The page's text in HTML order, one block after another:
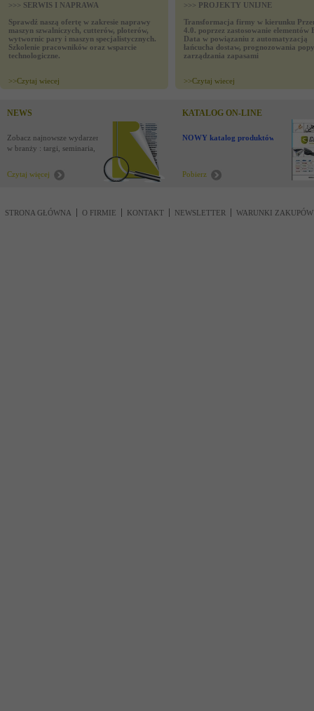
>>> SERWIS I NAPRAWA
Sprawdź naszą ofertę w zakresie naprawy
maszyn szwalniczych, cutterów, ploterów,
wytwornic pary i maszyn specjalistycznych.
Szkolenie pracowników oraz wsparcie
technologiczne.
>>Czytaj wiecej
>>> PROJEKTY UNIJNE
Transformacja firmy w kierunku
4.0. poprzez zastosowanie elementów
Data w powiązaniu z automatyzacją
łańcucha dostaw, prognozowania
zarządzania zapasami
>>Czytaj wiecej
NEWS
Zobacz najnowsze wydarzenia
w branży : targi, seminaria,
Czytaj więcej
KATALOG ON-LINE
NOWY katalog produktów !
Pobierz
STRONA GŁÓWNA O FIRMIE KONTAKT NEWSLETTER WARUNKI ZAKUPÓW